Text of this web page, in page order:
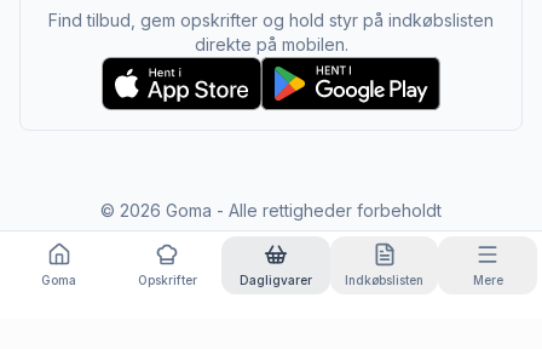
Find tilbud, gem opskrifter og hold styr på indkøbslisten
direkte på mobilen.
© 2026 Goma - Alle rettigheder forbeholdt
Goma Opskrifter Dagligvarer Indkøbslisten Mere